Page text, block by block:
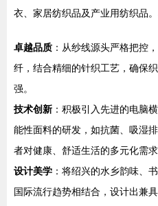
衣、家居纺织品及产业用纺织品
卓越品质 ：从纱线源头严格把控
纤，结合精细的针织工艺，确保
强。
技术创新 ：积极引入先进的电脑
能性面料的研发，如抗菌、吸湿
者对健康、舒适生活的多元化需求
设计美学 ：将绍兴的水乡韵味、
国际流行趋势相结合，设计出兼